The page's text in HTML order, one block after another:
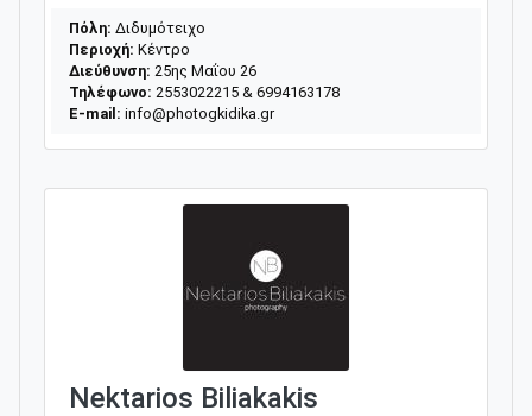
Πόλη: Διδυμότειχο
Περιοχή: Κέντρο
Διεύθυνση: 25ης Μαΐου 26
Τηλέφωνο: 2553022215 & 6994163178
E-mail: info@photogkidika.gr
Nektarios Biliakakis